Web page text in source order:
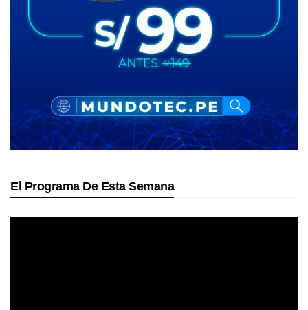
El Programa De Esta Semana